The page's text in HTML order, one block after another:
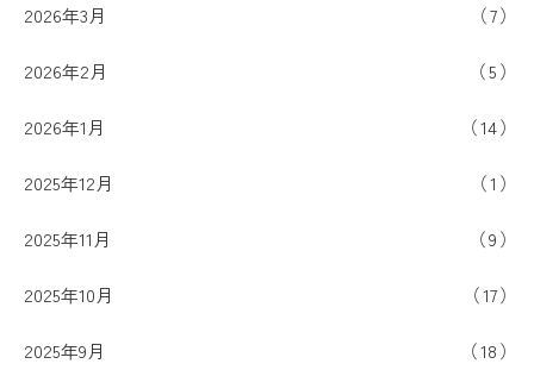
2026年3月 7
2026年2月 5
2026年1月 14
2025年12月 1
2025年11月 9
2025年10月 17
2025年9月 18